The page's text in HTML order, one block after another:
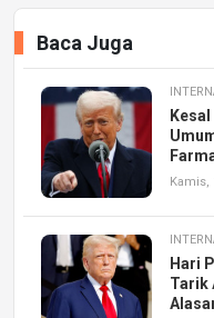
Baca Juga
Kamis,
Hari
Tarik